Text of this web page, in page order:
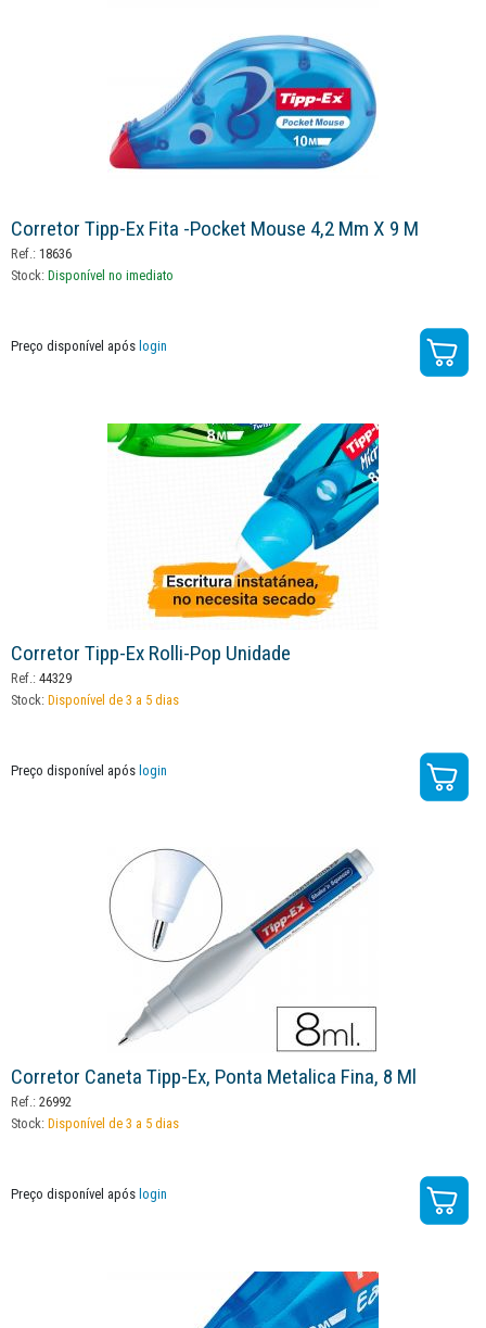
Corretor Tipp-Ex Fita -pocket Mouse 4,2 Mm X 9 M
Ref.: 18636
Stock: Disponível no imediato
Preço disponível após login
Corretor Tipp-Ex Rolli-Pop Unidade
Ref.: 44329
Stock: Disponível de 3 a 5 dias
Preço disponível após login
Corretor Caneta Tipp-Ex, Ponta Metalica Fina, 8 Ml
Ref.: 26992
Stock: Disponível de 3 a 5 dias
Preço disponível após login